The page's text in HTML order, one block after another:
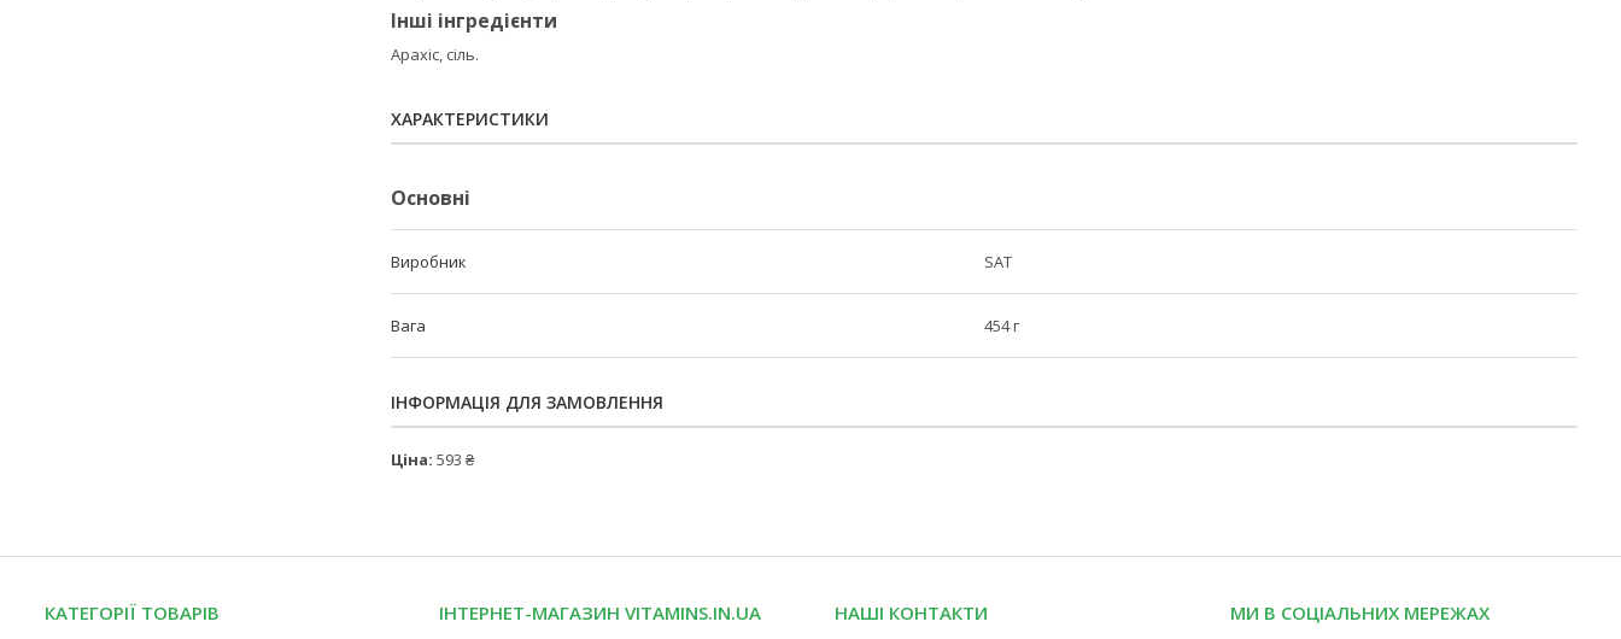
Інші інгредієнти
Арахіс, сіль.
ХАРАКТЕРИСТИКИ
Основні
Виробник SAT
Вага 454 г
ІНФОРМАЦІЯ ДЛЯ ЗАМОВЛЕННЯ
Ціна: 593 ₴
КАТЕГОРІЇ ТОВАРІВ ІНТЕРНЕТ-МАГАЗИН VITAMINS.IN.UA НАШІ КОНТАКТИ МИ В СОЦІАЛЬНИХ МЕРЕЖАХ